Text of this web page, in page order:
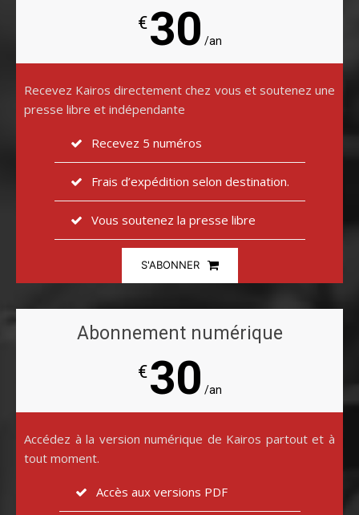
€30 /an
Recevez Kairos directement chez vous et soutenez une
presse libre et indépendante
Recevez 5 numéros
Frais d’expédition selon destination.
Vous soutenez la presse libre
S'ABONNER
Abonnement numérique
€30 /an
Accédez à la version numérique de Kairos partout et à
tout moment.
Accès aux versions PDF